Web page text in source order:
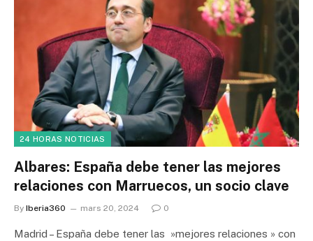
24 HORAS NOTICIAS
Albares: España debe tener las mejores
relaciones con Marruecos, un socio clave
By Iberia360 mars 20, 2024 0
Madrid – España debe tener las »mejores relaciones » con